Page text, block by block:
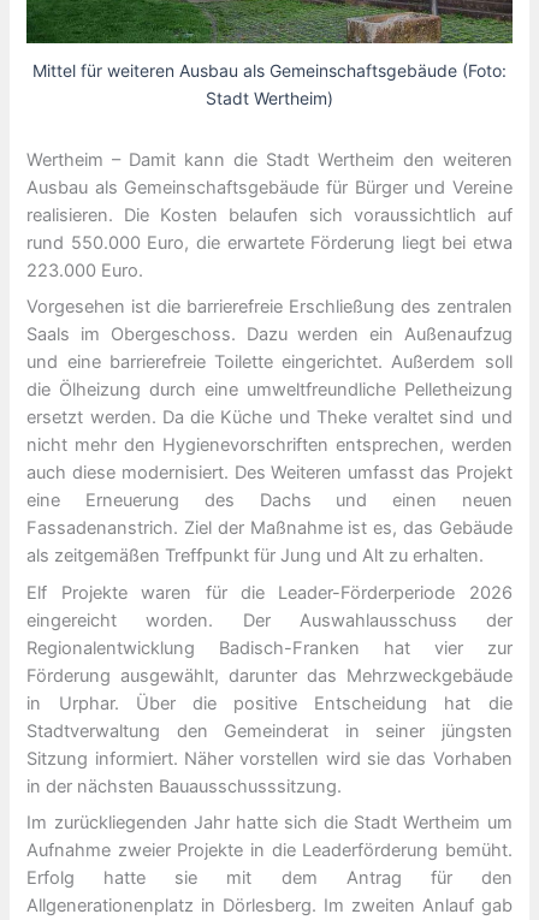
Mittel für weiteren Ausbau als Gemeinschaftsgebäude (Foto:
Stadt Wertheim)
Wertheim – Damit kann die Stadt Wertheim den weiteren
Ausbau als Gemeinschaftsgebäude für Bürger und Vereine
realisieren. Die Kosten belaufen sich voraussichtlich auf
rund 550.000 Euro, die erwartete Förderung liegt bei etwa
223.000 Euro.
Vorgesehen ist die barrierefreie Erschließung des zentralen
Saals im Obergeschoss. Dazu werden ein Außenaufzug
und eine barrierefreie Toilette eingerichtet. Außerdem soll
die Ölheizung durch eine umweltfreundliche Pelletheizung
ersetzt werden. Da die Küche und Theke veraltet sind und
nicht mehr den Hygienevorschriften entsprechen, werden
auch diese modernisiert. Des Weiteren umfasst das Projekt
eine Erneuerung des Dachs und einen neuen
Fassadenanstrich. Ziel der Maßnahme ist es, das Gebäude
als zeitgemäßen Treffpunkt für Jung und Alt zu erhalten.
Elf Projekte waren für die Leader-Förderperiode 2026
eingereicht worden. Der Auswahlausschuss der
Regionalentwicklung Badisch-Franken hat vier zur
Förderung ausgewählt, darunter das Mehrzweckgebäude
in Urphar. Über die positive Entscheidung hat die
Stadtverwaltung den Gemeinderat in seiner jüngsten
Sitzung informiert. Näher vorstellen wird sie das Vorhaben
in der nächsten Bauausschusssitzung.
Im zurückliegenden Jahr hatte sich die Stadt Wertheim um
Aufnahme zweier Projekte in die Leaderförderung bemüht.
Erfolg hatte sie mit dem Antrag für den
Allgenerationenplatz in Dörlesberg. Im zweiten Anlauf gab